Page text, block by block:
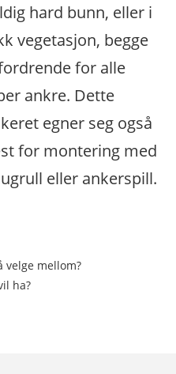
hard bunn, eller i
vegetasjon, begge
for alle
ankre. Dette
egner seg også
for montering med
eller ankerspill.
velge mellom?
ha?